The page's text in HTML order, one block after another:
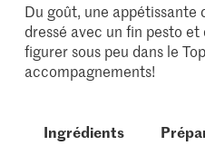
Du goût, une appétissante
dressé avec un fin pesto et
figurer sous peu dans le
accompagnements!
Ingrédients